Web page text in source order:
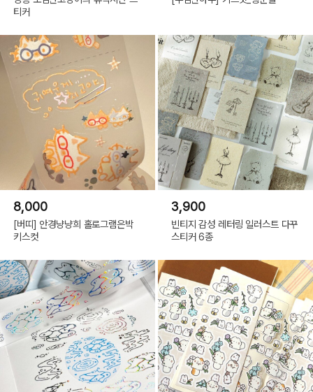
티커
8,000
[버띠] 안경냥냥희 홀로그램은박
키스컷
3,900
빈티지 감성 레터링 일러스트 다꾸
스티커 6종